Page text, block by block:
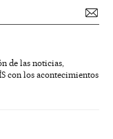
de las noticias,
con los acontecimientos